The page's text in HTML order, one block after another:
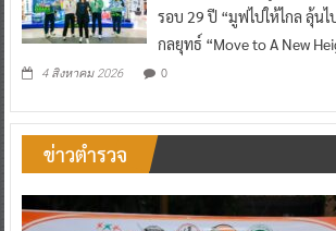
รอบ 29 ปี “มูฟไปให้ไกล ลุ้น
กลยุทธ์ “Move to A New
4 สิงหาคม 2026 0
ข่าวตำรวจ